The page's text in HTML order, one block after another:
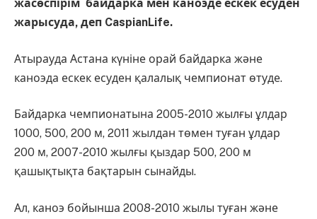
жасөспірім байдарка мен каноэде ескек есуден
жарысуда, деп CaspianLife.
Атырауда Астана күніне орай байдарка және
каноэда ескек есуден қалалық чемпионат өтуде.
Байдарка чемпионатына 2005-2010 жылғы ұлдар
1000, 500, 200 м, 2011 жылдан төмен туған ұлдар
200 м, 2007-2010 жылғы қыздар 500, 200 м
қашықтықта бақтарын сынайды.
Ал, каноэ бойынша 2008-2010 жылы туған және